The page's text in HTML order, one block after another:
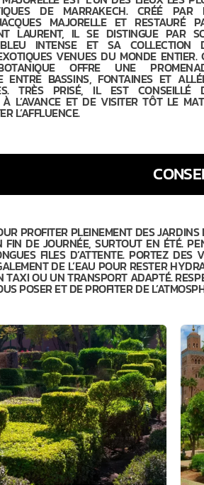
DE MARRAKECH. CRÉÉ PAR
MAJORELLE ET RESTAURÉ
LAURENT, IL SE DISTINGUE PAR
INTENSE ET SA COLLECTION
VENUES DU MONDE ENTIER.
OFFRE UNE
ENTRE BASSINS, FONTAINES ET
TRÈS PRISÉ, IL EST CONSEILLÉ
À L’AVANCE ET DE VISITER TÔT LE
L’AFFLUENCE.
PROFITER PLEINEMENT DES
FIN DE JOURNÉE, SURTOUT EN ÉTÉ.
FILES D’ATTENTE. PORTEZ
DE L’EAU POUR RESTER
TAXI OU UN TRANSPORT ADAPTÉ.
POSER ET DE PROFITER DE